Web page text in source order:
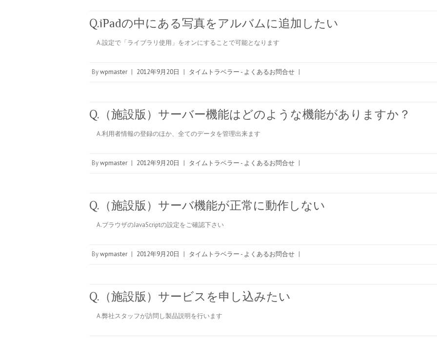
Q.iPadの中にある写真をアルバムに追加したい
A.設定で「ライブラリ使用」をオンにすることで可能となります
Bywpmaster | 2012年9月20日 | タイムトラベラー - よくあるお問合せ |
Q.（施設版）サーバー機能はどのような機能がありますか？
A.利用者情報の登録のほか、全てのデータを管理出来ます
Bywpmaster | 2012年9月20日 | タイムトラベラー - よくあるお問合せ |
Q.（施設版）サーバ機能が正常に動作しない
A.ブラウザのJavaScriptの設定をご確認下さい
Bywpmaster | 2012年9月20日 | タイムトラベラー - よくあるお問合せ |
Q.（施設版）サービスを申し込みたい
A.弊社スタッフが訪問し製品説明を行います